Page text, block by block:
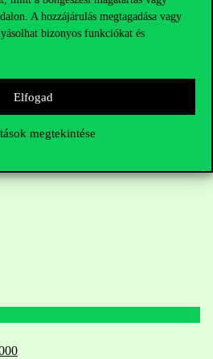
A hozzájárulás megtagadása vagy
bizonyos funkciókat és
Elfogad
megtekintése
című projekt támogatta.